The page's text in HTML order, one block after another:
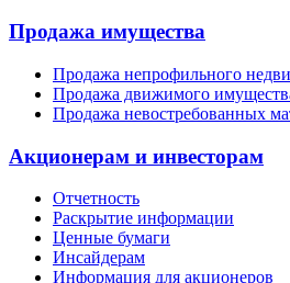
Продажа имущества
Продажа непрофильного
Продажа движимого
Продажа невостребованных
Акционерам и инвесторам
Отчетность
Раскрытие информации
Ценные бумаги
Инсайдерам
Информация для акционеров